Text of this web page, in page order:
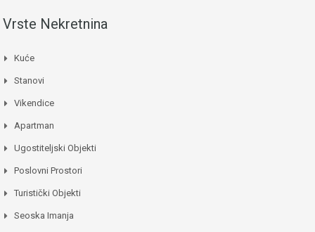
Vrste Nekretnina
Kuće
Stanovi
Vikendice
Apartman
Ugostiteljski Objekti
Poslovni Prostori
Turistički Objekti
Seoska Imanja